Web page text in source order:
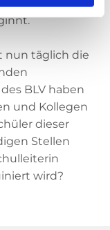
wieder
nun täglich die
BLV haben
und Kollegen
dieser
Stellen
wird?